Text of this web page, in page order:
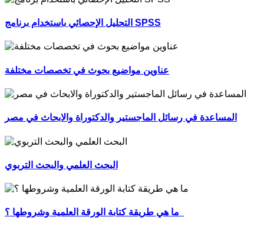
التحليل الإحصائي باستخدام برنامج SPSS
عناوين مواضيع بحوث في تخصصات مختلفة
المساعدة في رسائل الماجستير والدكتوراة والابحاث في مصر
البحث العلمي والبحث التربوي